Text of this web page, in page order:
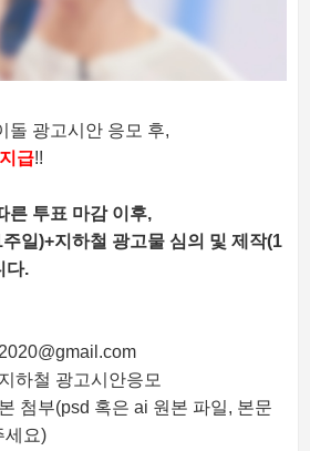
돌 광고시안 응모 후,
급!!
른 투표 마감 이후,
일)+지하철 광고물 심의 및 제작(1
다.
하철 광고시안응모
첨부(psd 혹은 ai 원본 파일, 본문
세요)